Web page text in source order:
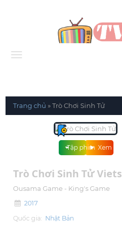
Menu
Trang chủ »Trò Chơi Sinh Tử
Xem
Tập phim
Trò Chơi Sinh Tử
Ousama Game - King's Game
2017
Quốc gia: Nhật Bản